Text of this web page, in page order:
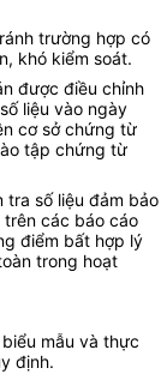
trường hợp có
khó kiểm soát.
được điều chỉnh
liệu vào ngày
cơ sở chứng từ
tập chứng từ
tra số liệu đảm bảo
các báo cáo
điểm bất hợp lý
trong hoạt
mẫu và thực
định.